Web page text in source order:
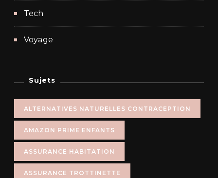
Tech
Voyage
Sujets
ALTERNATIVES NATURELLES CONTRACEPTION
AMAZON PRIME ENFANTS
ASSURANCE HABITATION
ASSURANCE TROTTINETTE